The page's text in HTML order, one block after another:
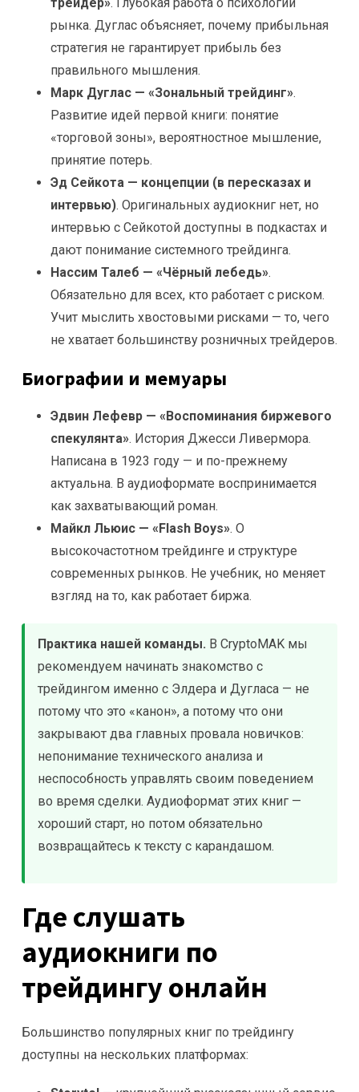
рынка. Дуглас объясняет, почему прибыльная
стратегия не гарантирует прибыль без
правильного мышления.
Марк Дуглас — «Зональный трейдинг».
Развитие идей первой книги: понятие
«торговой зоны», вероятностное мышление,
принятие потерь.
Эд Сейкота — концепции (в пересказах и
интервью). Оригинальных аудиокниг нет, но
интервью с Сейкотой доступны в подкастах и
дают понимание системного трейдинга.
Нассим Талеб — «Чёрный лебедь».
Обязательно для всех, кто работает с риском.
Учит мыслить хвостовыми рисками — то, чего
не хватает большинству розничных трейдеров.
Биографии и мемуары
Эдвин Лефевр — «Воспоминания биржевого
спекулянта». История Джесси Ливермора.
Написана в 1923 году — и по-прежнему
актуальна. В аудиоформате воспринимается
как захватывающий роман.
Майкл Льюис — «Flash Boys». О
высокочастотном трейдинге и структуре
современных рынков. Не учебник, но меняет
взгляд на то, как работает биржа.
Практика нашей команды. В CryptoMAK мы
рекомендуем начинать знакомство с
трейдингом именно с Элдера и Дугласа — не
потому что это «канон», а потому что они
закрывают два главных провала новичков:
непонимание технического анализа и
неспособность управлять своим поведением
во время сделки. Аудиоформат этих книг —
хороший старт, но потом обязательно
возвращайтесь к тексту с карандашом.
Где слушать
аудиокниги по
трейдингу онлайн
Большинство популярных книг по трейдингу
доступны на нескольких платформах: